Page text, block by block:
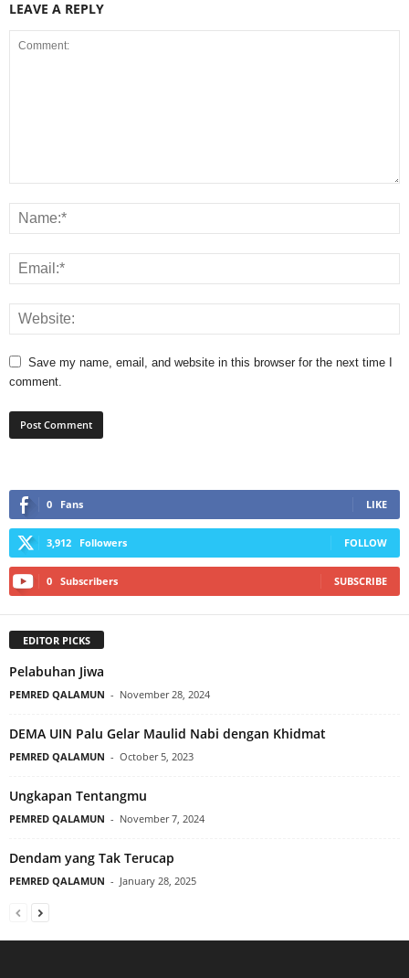
LEAVE A REPLY
Save my name, email, and website in this browser for the next time I
comment.
0 Fans LIKE
3,912 Followers FOLLOW
0 Subscribers SUBSCRIBE
EDITOR PICKS
Pelabuhan Jiwa
PEMRED QALAMUN - November 28, 2024
DEMA UIN Palu Gelar Maulid Nabi dengan Khidmat
PEMRED QALAMUN - October 5, 2023
Ungkapan Tentangmu
PEMRED QALAMUN - November 7, 2024
Dendam yang Tak Terucap
PEMRED QALAMUN - January 28, 2025